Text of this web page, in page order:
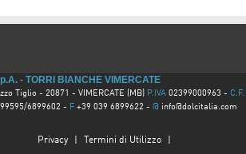
- TORRI BIANCHE VIMERCATE
Tiglio - 20871 - VIMERCATE (MB) P.IVA 02399000963 - C.F.
6899602 - F +39 039 6899622 - @ info@dolcitalia.com
Privacy Termini di Utilizzo